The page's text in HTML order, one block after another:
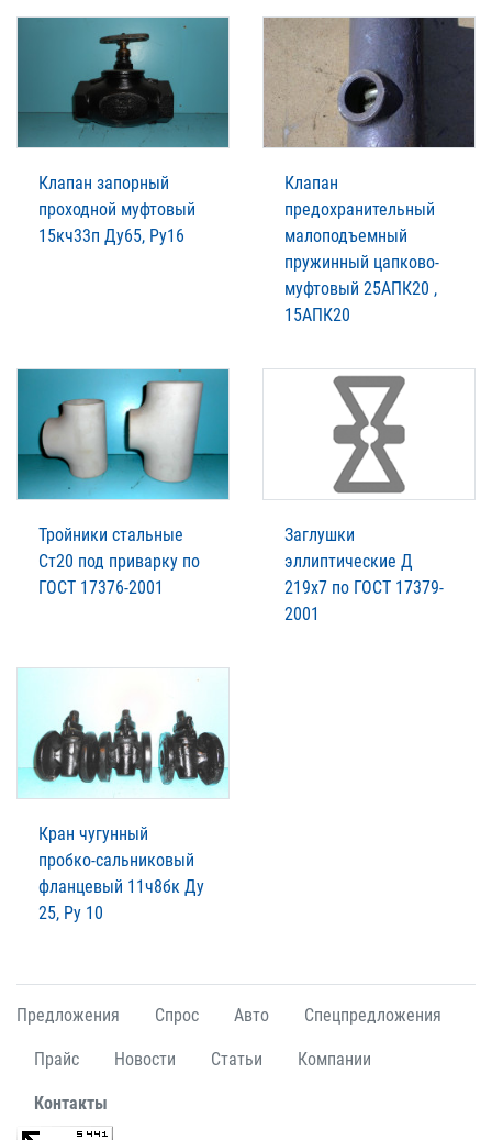
Клапан запорный
проходной муфтовый
15кч33п Ду65, Ру16
Клапан
предохранительный
малоподъемный
пружинный цапково-
муфтовый 25АПК20 ,
15АПК20
Тройники стальные
Ст20 под приварку по
ГОСТ 17376-2001
Заглушки
эллиптические Д
219х7 по ГОСТ 17379-
2001
Кран чугунный
пробко-сальниковый
фланцевый 11ч8бк Ду
25, Ру 10
Предложения Спрос Авто Спецпредложения
Прайс Новости Статьи Компании
Контакты